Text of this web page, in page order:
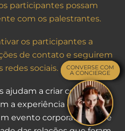
participantes possam
com os palestrantes.
os participantes a
de contato e seguirem
redes sociais.
ajudam a criar conexões,
a experiência do evento.
evento corporativo pode
CONVERSE COM
A CONCIERGE
CONVERSE COM
A CONCIERGE